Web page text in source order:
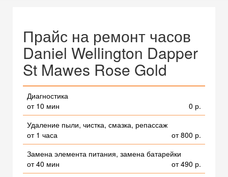
Прайс на ремонт часов
Daniel Wellington Dapper
St Mawes Rose Gold
Диагностика
от 10 мин
0 р.
Удаление пыли, чистка, смазка, репассаж
от 1 часа
от 800 р.
Замена элемента питания, замена батарейки
от 40 мин
от 490 р.